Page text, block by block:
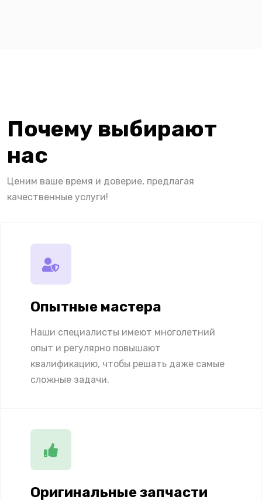
Почему выбирают
нас
Ценим ваше время и доверие, предлагая
качественные услуги!
Опытные мастера
Наши специалисты имеют многолетний
опыт и регулярно повышают
квалификацию, чтобы решать даже самые
сложные задачи.
Оригинальные запчасти